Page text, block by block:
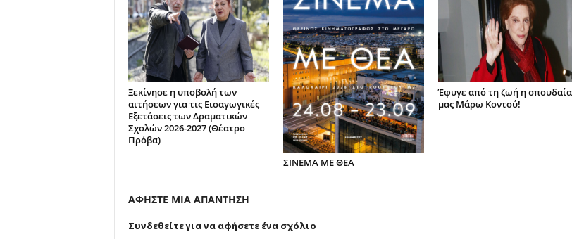
Ξεκίνησε η υποβολή των
αιτήσεων για τις Εισαγωγικές
Εξετάσεις των Δραματικών
Σχολών 2026-2027 (Θέατρο
Πρόβα)
ΣΙΝΕΜΑ ΜΕ ΘΕΑ
Έφυγε από τη ζωή η σπουδαία
μας Μάρω Κοντού!
ΑΦΗΣΤΕ ΜΙΑ ΑΠΑΝΤΗΣΗ
Συνδεθείτε για να αφήσετε ένα σχόλιο